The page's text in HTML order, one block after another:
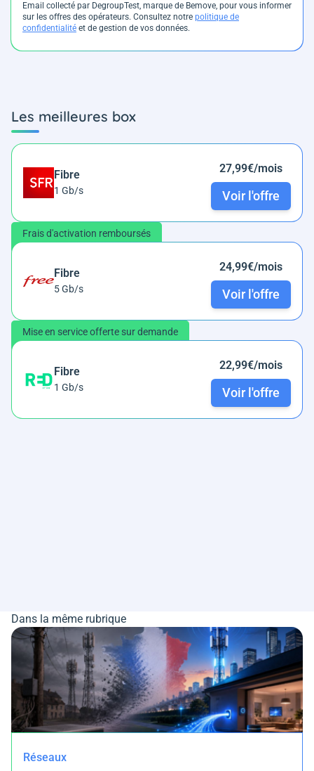
Email collecté par DegroupTest, marque de Bemove, pour vous informer
sur les offres des opérateurs. Consultez notre politique de
confidentialité et de gestion de vos données.
Les meilleures box
Fibre
1 Gb/s
27,99€/mois
Voir l'offre
Frais d'activation remboursés
Fibre
5 Gb/s
24,99€/mois
Voir l'offre
Mise en service offerte sur demande
Fibre
1 Gb/s
22,99€/mois
Voir l'offre
Dans la même rubrique
Réseaux